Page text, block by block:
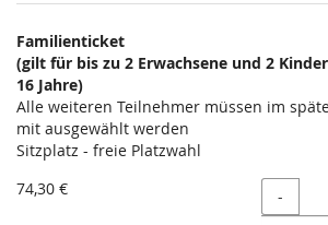
Familienticket
(gilt für bis zu 2 Erwachsene und 2
16 Jahre)
Alle weiteren Teilnehmer müssen im
mit ausgewählt werden
Sitzplatz - freie Platzwahl
74,30 €
Menge
-